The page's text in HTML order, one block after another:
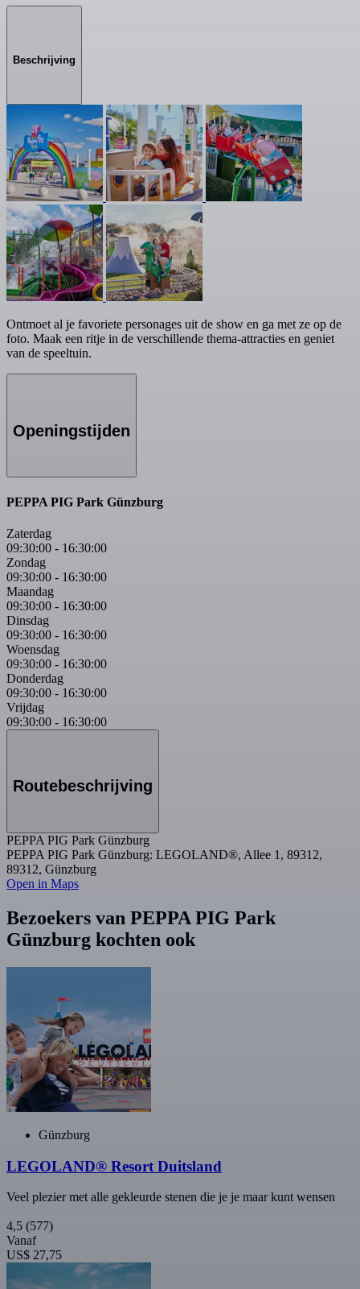
Beschrijving
Ontmoet al je favoriete personages uit de show en ga met ze op de
foto. Maak een ritje in de verschillende thema-attracties en geniet
van de speeltuin.
Openingstijden
PEPPA PIG Park Günzburg
Zaterdag
09:30:00 - 16:30:00
Zondag
09:30:00 - 16:30:00
Maandag
09:30:00 - 16:30:00
Dinsdag
09:30:00 - 16:30:00
Woensdag
09:30:00 - 16:30:00
Donderdag
09:30:00 - 16:30:00
Vrijdag
09:30:00 - 16:30:00
Routebeschrijving
PEPPA PIG Park Günzburg
PEPPA PIG Park Günzburg: LEGOLAND®, Allee 1, 89312,
89312, Günzburg
Open in Maps
Bezoekers van PEPPA PIG Park
Günzburg kochten ook
Günzburg
LEGOLAND® Resort Duitsland
Veel plezier met alle gekleurde stenen die je je maar kunt wensen
4,5 (577)
Vanaf
US$ 27,75